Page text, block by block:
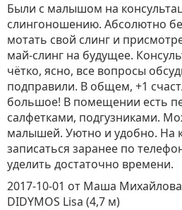
Были с малышом на
слингоношению. Абсолютно
мотать свой слинг и
май-слинг на будущее.
чётко, ясно, все вопросы
подправили. В общем, +1
большое! В помещении есть
салфетками, подгузниками.
малышей. Уютно и удобно. На
записаться заранее по
уделить достаточно времени.
2017-10-01 от Маша Михайлова
DIDYMOS Lisa (4,7 м)